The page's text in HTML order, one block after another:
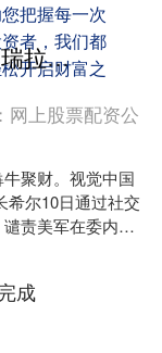
把握每一次
者，我们都
开启财富之
犇牛聚财 委内瑞拉谴责美军扣押油轮：这是“国际海盗行为”
网上股票配资公
聚财。视觉中国
希尔10日通过社交
责美军在委内瑞
成